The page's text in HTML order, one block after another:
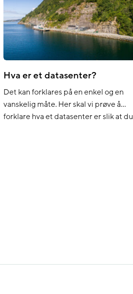
datasenterbransjen, og for Green
Mountain, er dette et viktig signal om
politisk vilje til å utvikle næringen
videre. Strategien marker en viktig
anerkjennelse av datasentrenes rolle i
Hva er et datasenter?
Det kan forklares på en enkel og en
vanskelig måte. Her skal vi prøve å
forklare hva et datasenter er slik at du